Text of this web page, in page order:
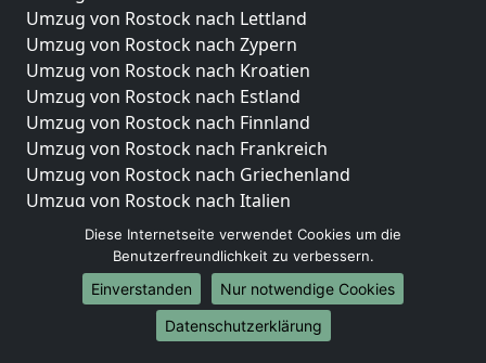
Umzug von Rostock nach Lettland
Umzug von Rostock nach Zypern
Umzug von Rostock nach Kroatien
Umzug von Rostock nach Estland
Umzug von Rostock nach Finnland
Umzug von Rostock nach Frankreich
Umzug von Rostock nach Griechenland
Umzug von Rostock nach Italien
Umzug von Rostock nach Liechtenstein
Umzug von Rostock nach Luxemburg
Umzug von Rostock nach Niederlande
Umzug von Rostock nach Norwegen
Umzüge-Deutschlandweit
Diese Internetseite verwendet Cookies um die
Benutzerfreundlichkeit zu verbessern.
Einverstanden
Nur notwendige Cookies
Datenschutzerklärung